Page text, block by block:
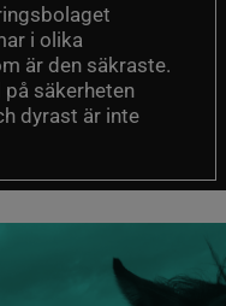
i olika
är den säkraste.
säkerheten
dyrast är inte